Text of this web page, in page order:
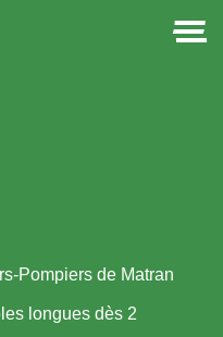
Pompiers de Matran
longues dès 2